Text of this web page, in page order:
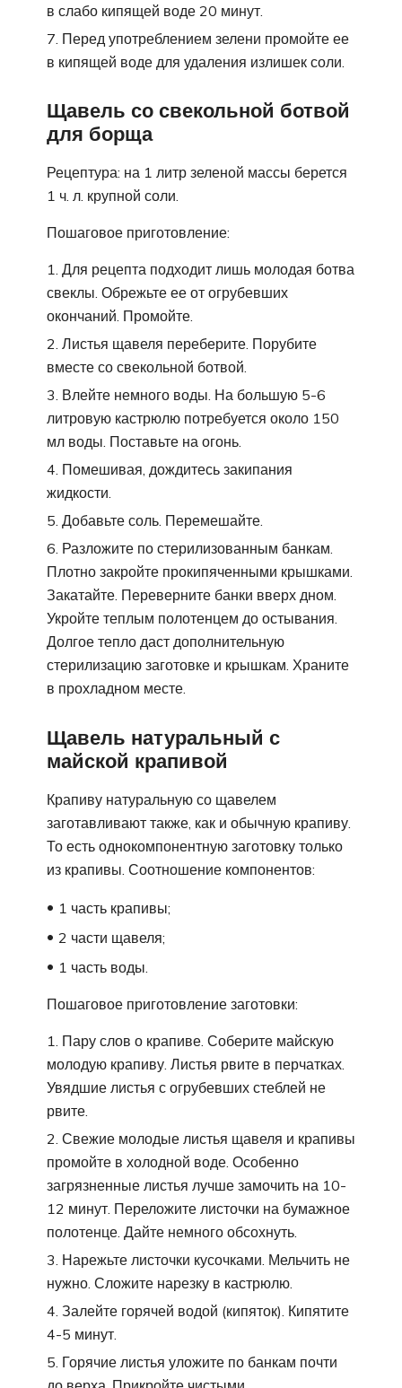
в слабо кипящей воде 20 минут.
Перед употреблением зелени промойте ее
в кипящей воде для удаления излишек соли.
Щавель со свекольной ботвой
для борща
Рецептура: на 1 литр зеленой массы берется
1 ч. л. крупной соли.
Пошаговое приготовление:
Для рецепта подходит лишь молодая ботва
свеклы. Обрежьте ее от огрубевших
окончаний. Промойте.
Листья щавеля переберите. Порубите
вместе со свекольной ботвой.
Влейте немного воды. На большую 5-6
литровую кастрюлю потребуется около 150
мл воды. Поставьте на огонь.
Помешивая, дождитесь закипания
жидкости.
Добавьте соль. Перемешайте.
Разложите по стерилизованным банкам.
Плотно закройте прокипяченными крышками.
Закатайте. Переверните банки вверх дном.
Укройте теплым полотенцем до остывания.
Долгое тепло даст дополнительную
стерилизацию заготовке и крышкам. Храните
в прохладном месте.
Щавель натуральный с
майской крапивой
Крапиву натуральную со щавелем
заготавливают также, как и обычную крапиву.
То есть однокомпонентную заготовку только
из крапивы. Соотношение компонентов:
1 часть крапивы;
2 части щавеля;
1 часть воды.
Пошаговое приготовление заготовки:
Пару слов о крапиве. Соберите майскую
молодую крапиву. Листья рвите в перчатках.
Увядшие листья с огрубевших стеблей не
рвите.
Свежие молодые листья щавеля и крапивы
промойте в холодной воде. Особенно
загрязненные листья лучше замочить на 10-
12 минут. Переложите листочки на бумажное
полотенце. Дайте немного обсохнуть.
Нарежьте листочки кусочками. Мельчить не
нужно. Сложите нарезку в кастрюлю.
Залейте горячей водой (кипяток). Кипятите
4-5 минут.
Горячие листья уложите по банкам почти